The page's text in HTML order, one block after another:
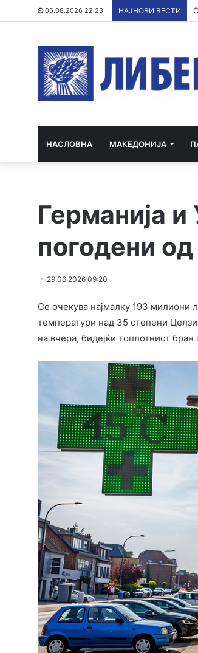
06.08.2026 22:23 НАЈНОВИ ВЕСТИ
НАСЛОВНА МАКЕДОНИЈА
Германија и
погодени
29.06.2026 09:20
Се очекува најмалку 193 милиони
температури над 35 степени
на вчера, бидејќи топлотниот